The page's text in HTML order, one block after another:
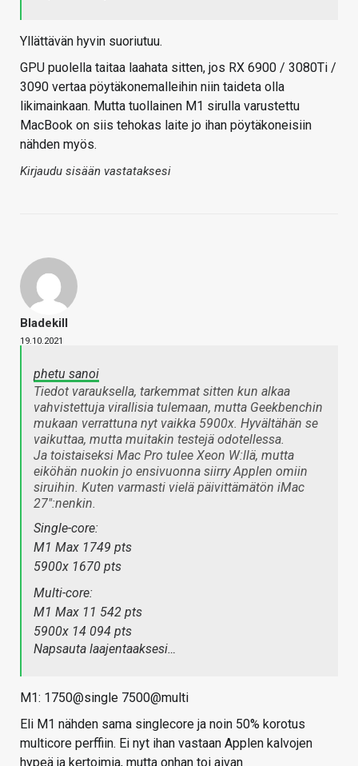
Yllättävän hyvin suoriutuu.
GPU puolella taitaa laahata sitten, jos RX 6900 / 3080Ti /
3090 vertaa pöytäkonemalleihin niin taideta olla
likimainkaan. Mutta tuollainen M1 sirulla varustettu
MacBook on siis tehokas laite jo ihan pöytäkoneisiin
nähden myös.
Kirjaudu sisään vastataksesi
Bladekill
19.10.2021
phetu sanoi
Tiedot varauksella, tarkemmat sitten kun alkaa
vahvistettuja virallisia tulemaan, mutta Geekbenchin
mukaan verrattuna nyt vaikka 5900x. Hyvältähän se
vaikuttaa, mutta muitakin testejä odotellessa.
Ja toistaiseksi Mac Pro tulee Xeon W:llä, mutta
eiköhän nuokin jo ensivuonna siirry Applen omiin
siruihin. Kuten varmasti vielä päivittämätön iMac
27":nenkin.
Single-core:
M1 Max 1749 pts
5900x 1670 pts
Multi-core:
M1 Max 11 542 pts
5900x 14 094 pts
Napsauta laajentaaksesi…
M1: 1750@single 7500@multi
Eli M1 nähden sama singlecore ja noin 50% korotus
multicore perffiin. Ei nyt ihan vastaan Applen kalvojen
hypeä ja kertoimia, mutta onhan toi aivan